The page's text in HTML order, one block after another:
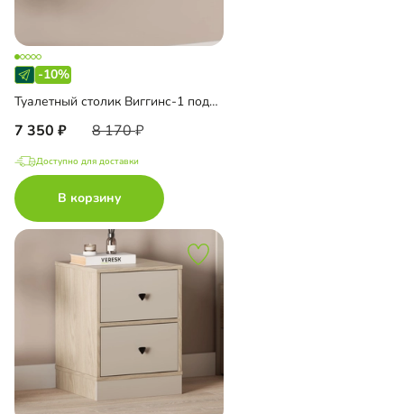
-10%
Туалетный столик Виггинс-1 подвесной
7 350 8 170
Доступно для доставки
В корзину